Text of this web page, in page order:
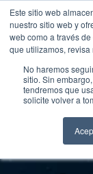
Este sitio web
nuestro sitio web y
web como a través
que utilizamos,
No haremos
sitio. Sin
tendremos que
solicite volver a